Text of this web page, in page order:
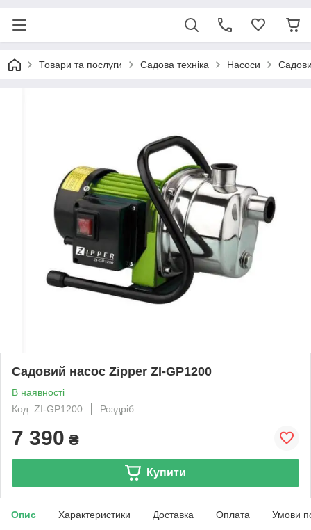
Товари та послуги Садова техніка Насоси
Садовий насос Zipper ZI-GP1200
В наявності
Код: ZI-GP1200
Роздріб
7 390 ₴
Купити
Опис Характеристики Доставка Оплата Умови